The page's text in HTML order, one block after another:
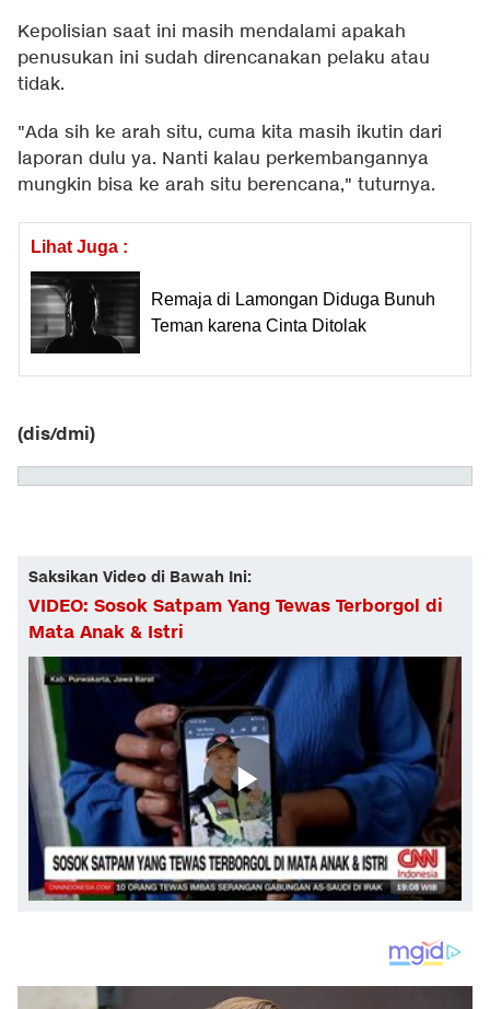
Kepolisian saat ini masih mendalami apakah
penusukan ini sudah direncanakan pelaku atau
tidak.
"Ada sih ke arah situ, cuma kita masih ikutin dari
laporan dulu ya. Nanti kalau perkembangannya
mungkin bisa ke arah situ berencana," tuturnya.
Lihat Juga :
Remaja di Lamongan Diduga Bunuh
Teman karena Cinta Ditolak
(dis/dmi)
Saksikan Video di Bawah Ini:
VIDEO: Sosok Satpam Yang Tewas Terborgol di
Mata Anak & Istri